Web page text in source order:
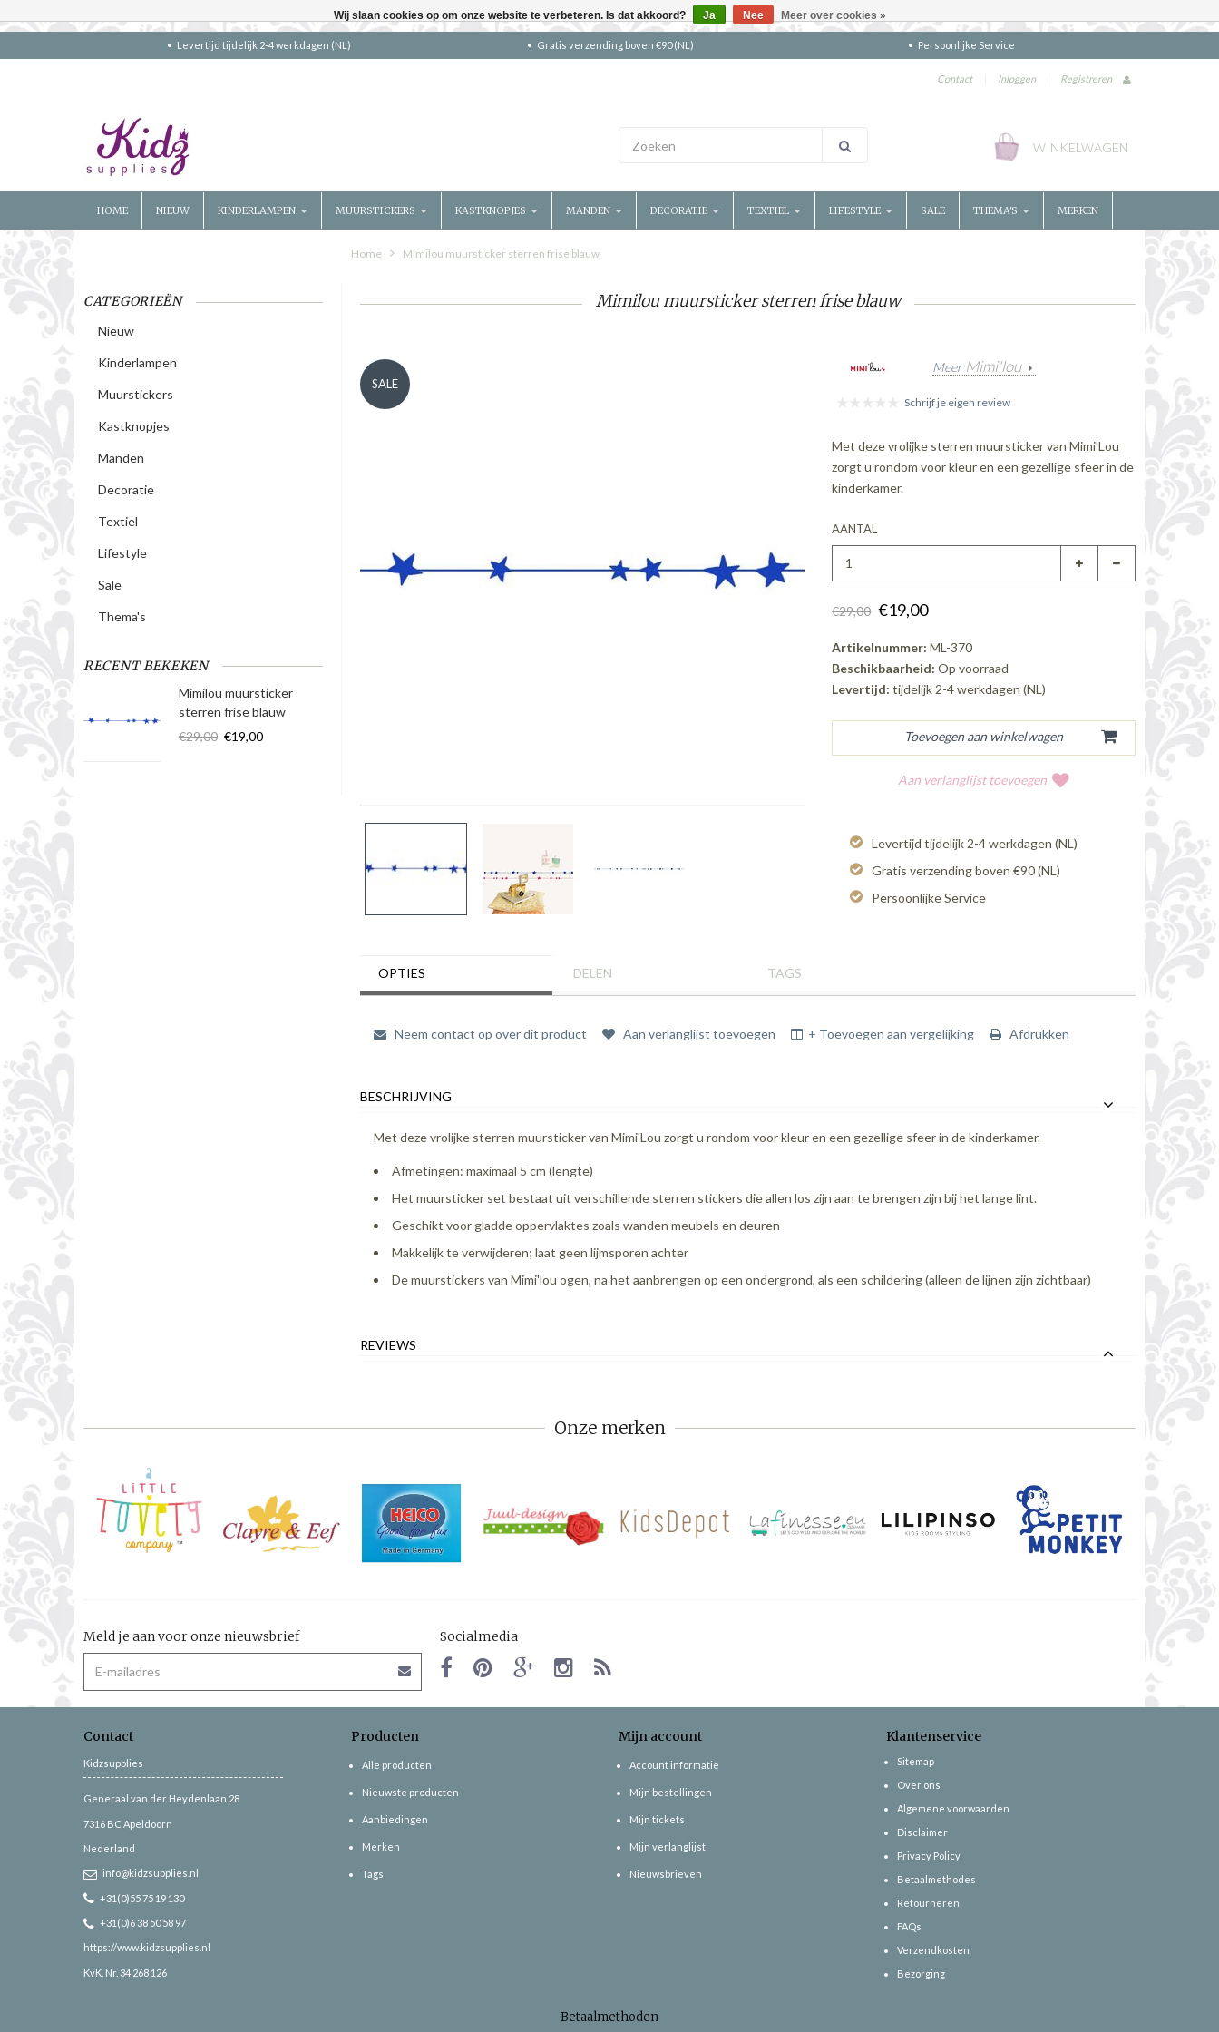
Levertijd tijdelijk 2-4 werkdagen (NL) Gratis verzending boven €90 (NL) Persoonlijke Service
Contact | Inloggen | Registreren
WINKELWAGEN
HOME NIEUW KINDERLAMPEN MUURSTICKERS KASTKNOPJES MANDEN DECORATIE TEXTIEL LIFESTYLE SALE THEMA'S MERKEN
Home Mimilou muursticker sterren frise blauw
CATEGORIEËN
Nieuw
Kinderlampen
Muurstickers
Kastknopjes
Manden
Decoratie
Textiel
Lifestyle
Sale
Thema's
RECENT BEKEKEN
Mimilou muursticker
sterren frise blauw
€29,00 €19,00
Mimilou muursticker sterren frise blauw
SALE
Meer Mimi'lou
Schrijf je eigen review
Met deze vrolijke sterren muursticker van Mimi'Lou
zorgt u rondom voor kleur en een gezellige sfeer in de
kinderkamer.
AANTAL
€29,00 €19,00
Artikelnummer: ML-370
Beschikbaarheid: Op voorraad
Levertijd: tijdelijk 2-4 werkdagen (NL)
Aan verlanglijst toevoegen
Levertijd tijdelijk 2-4 werkdagen (NL)
Gratis verzending boven €90 (NL)
Persoonlijke Service
OPTIES DELEN TAGS
Neem contact op over dit product Aan verlanglijst toevoegen + Toevoegen aan vergelijking Afdrukken
BESCHRIJVING
Met deze vrolijke sterren muursticker van Mimi'Lou zorgt u rondom voor kleur en een gezellige sfeer in de kinderkamer.
Afmetingen: maximaal 5 cm (lengte)
Het muursticker set bestaat uit verschillende sterren stickers die allen los zijn aan te brengen zijn bij het lange lint.
Geschikt voor gladde oppervlaktes zoals wanden meubels en deuren
Makkelijk te verwijderen; laat geen lijmsporen achter
De muurstickers van Mimi'lou ogen, na het aanbrengen op een ondergrond, als een schildering (alleen de lijnen zijn zichtbaar)
REVIEWS
Onze merken
Meld je aan voor onze nieuwsbrief Socialmedia
Contact
Kidzsupplies
Generaal van der Heydenlaan 28
7316 BC Apeldoorn
Nederland
info@kidzsupplies.nl
+31(0)55 75 19 130
+31(0)6 38 50 58 97
https://www.kidzsupplies.nl
KvK. Nr. 34 268 126
Producten
Alle producten
Nieuwste producten
Aanbiedingen
Merken
Tags
Mijn account
Account informatie
Mijn bestellingen
Mijn tickets
Mijn verlanglijst
Nieuwsbrieven
Klantenservice
Sitemap
Over ons
Algemene voorwaarden
Disclaimer
Privacy Policy
Betaalmethodes
Retourneren
FAQs
Verzendkosten
Bezorging
Betaalmethoden
Wij slaan cookies op om onze website te verbeteren. Is dat akkoord? Ja Nee Meer over cookies »